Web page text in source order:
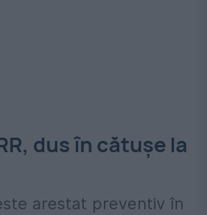
dus în cătușe la
arestat preventiv în